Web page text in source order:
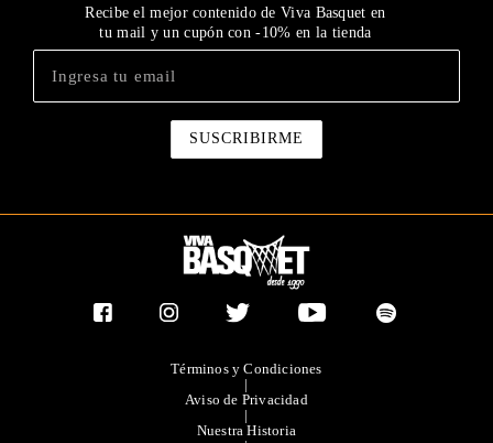
Recibe el mejor contenido de Viva Basquet en
tu mail y un cupón con -10% en la tienda
Términos y Condiciones
|
Aviso de Privacidad
|
Nuestra Historia